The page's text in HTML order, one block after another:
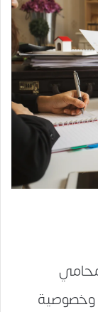
وخصوصية